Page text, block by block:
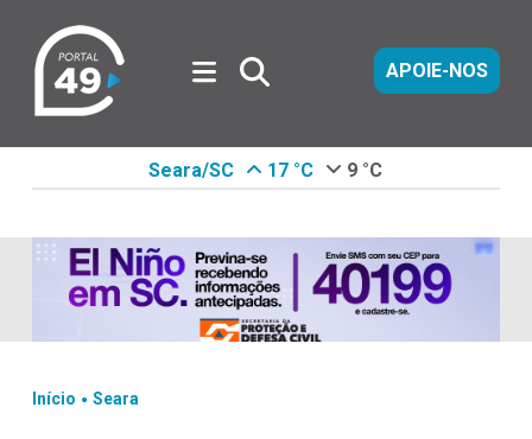
APOIE-NOS
Seara/SC 17 °C 9 °C
Início . Seara